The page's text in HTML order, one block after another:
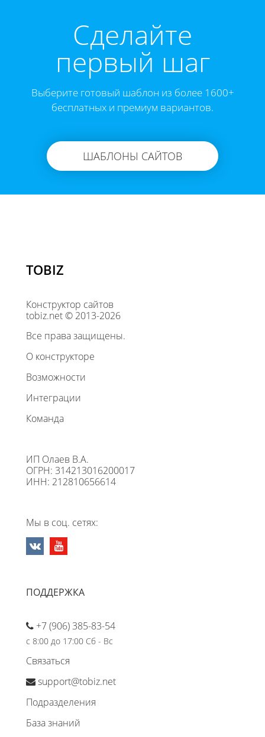
Cделайте
первый шаг
Выберите готовый шаблон из более 1600+
бесплатных и премиум вариантов.
ШАБЛОНЫ САЙТОВ
TOBIZ
Конструктор сайтов
tobiz.net © 2013-2026
Все права защищены.
О конструкторе
Возможности
Интеграции
Команда
ИП Олаев В.А.
ОГРН: 314213016200017
ИНН: 212810656614
Мы в соц. сетях:
ПОДДЕРЖКА
+7 (906) 385-83-54
с 8:00 до 17:00 Сб - Вс
Связаться
support@tobiz.net
Подразделения
База знаний